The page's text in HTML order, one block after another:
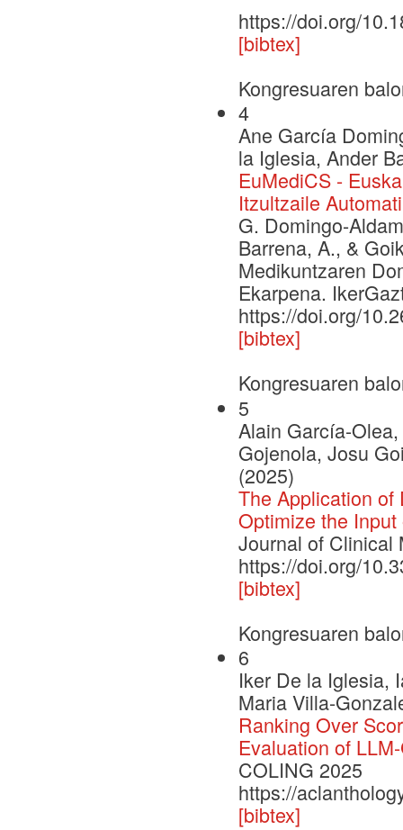
https://doi.org/
[bibtex]
Kongresuaren
4
Ane García
la Iglesia, Ander
EuMediCS -
Itzultzaile
G. Domingo-
Barrena, A., &
Medikuntzaren
Ekarpena.
https://doi.org/
[bibtex]
Kongresuaren
5
Alain García-
Gojenola, Josu
(2025)
The Application of
Optimize the
Journal of Clinical
https://doi.org/
[bibtex]
Kongresuaren
6
Iker De la Iglesia,
Maria Villa-
Ranking Over
Evaluation of
COLING 2025
https://
[bibtex]